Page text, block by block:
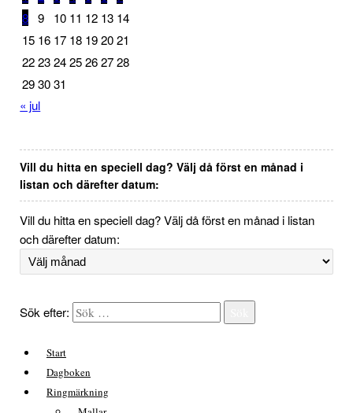
8 9 10 11 12 13 14
15 16 17 18 19 20 21
22 23 24 25 26 27 28
29 30 31
« jul
Vill du hitta en speciell dag? Välj då först en månad i
listan och därefter datum:
Vill du hitta en speciell dag? Välj då först en månad i listan
och därefter datum:
Sök efter:
Start
Dagboken
Ringmärkning